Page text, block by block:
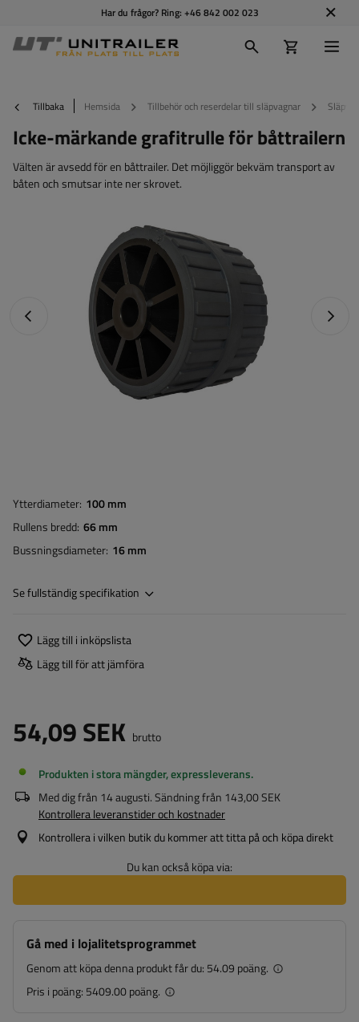
Har du frågor? Ring: +46 842 002 023
Tillbaka Hemsida Tillbehör och reserdelar till släpvagnar
Icke-märkande grafitrulle för båttrailern
Välten är avsedd för en båttrailer. Det möjliggör bekväm transport av
båten och smutsar inte ner skrovet.
Föregående foto Nästa
Ytterdiameter 100 mm
Rullens bredd 66 mm
Bussningsdiameter 16 mm
Se fullständig specifikation
Lägg till i inköpslista
Lägg till för att jämföra
54,09 SEK brutto
Produkten i stora mängder, expressleverans
Med dig från 14 augusti. Sändning från 143,00 SEK
Kontrollera leveranstider och kostnader
Kontrollera i vilken butik du kommer att titta på och köpa direkt
Du kan också köpa via:
Gå med i lojalitetsprogrammet
Genom att köpa denna produkt får du: 54.09 poäng.
Pris i poäng: 5409.00 poäng.